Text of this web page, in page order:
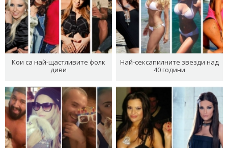
Кои са най-щастливите фолк
диви
Най-сексапилните звезди над
40 години